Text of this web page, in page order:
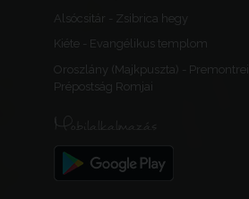
Alsócsitár - Zsibrica hegy
Kiéte - Evangélikus templom
Oroszlány (Majkpuszta) - Premontrei
Prépostság Romjai
Mobilalkalmazás